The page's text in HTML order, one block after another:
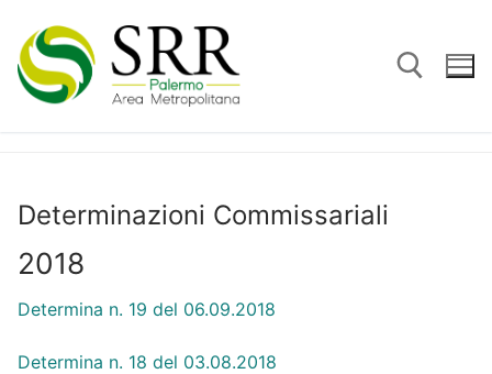
contenuto
Determinazioni Commissariali
2018
Determina n. 19 del 06.09.2018
Determina n. 18 del 03.08.2018